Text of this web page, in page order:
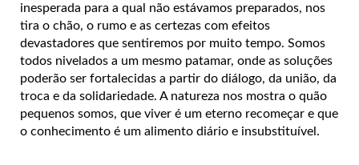
inesperada para a qual não estávamos preparados, nos
tira o chão, o rumo e as certezas com efeitos
devastadores que sentiremos por muito tempo. Somos
todos nivelados a um mesmo patamar, onde as soluções
poderão ser fortalecidas a partir do diálogo, da união, da
troca e da solidariedade. A natureza nos mostra o quão
pequenos somos, que viver é um eterno recomeçar e que
o conhecimento é um alimento diário e insubstituível.